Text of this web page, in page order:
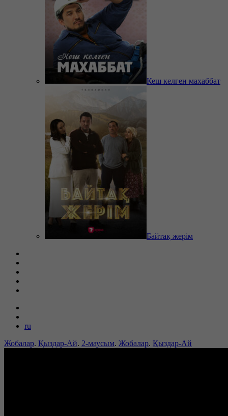
Кеш келген махаббат
Байтақ жерім
ru
Жобалар. Қыздар-Ай. 2-маусым. Жобалар. Қыздар-Ай